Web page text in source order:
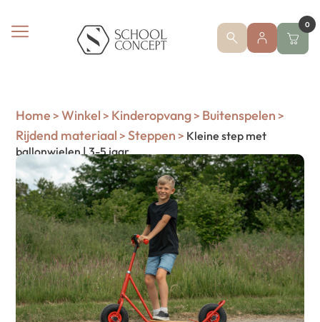
0
Home > Winkel > Kinderopvang> Buitenspelen >
Rijdend materiaal > Steppen > Kleine step met
ballonwielen | 3-5 jaar